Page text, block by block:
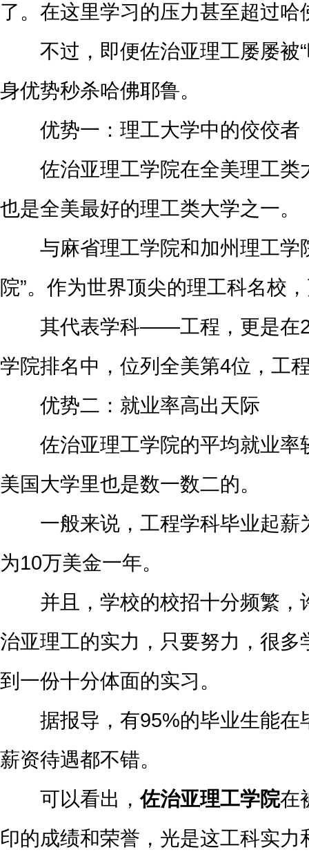
了。在这里学习的压力甚至超过哈
不过，即便佐治亚理工屡屡被“
身优势秒杀哈佛耶鲁。
优势一：理工大学中的佼佼者
佐治亚理工学院在全美理工类
也是全美最好的理工类大学之一。
与麻省理工学院和加州理工学
院”。作为世界顶尖的理工科名校
其代表学科——工程，更是在
学院排名中，位列全美第4位，工
优势二：就业率高出天际
佐治亚理工学院的平均就业率
美国大学里也是数一数二的。
一般来说，工程学科毕业起薪
为10万美金一年。
并且，学校的校招十分频繁，
治亚理工的实力，只要努力，很
到一份十分体面的实习。
据报导，有95%的毕业生能在
薪资待遇都不错。
可以看出，佐治亚理工学院在
印的成绩和荣誉，光是这工科实